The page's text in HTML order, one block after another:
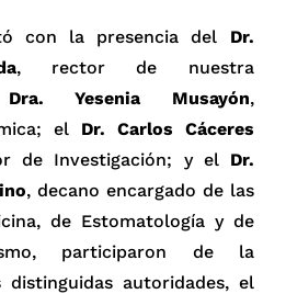
con la presencia del Dr.
, rector de nuestra
Dra. Yesenia Musayón,
el Dr. Carlos Cáceres
de Investigación; y el Dr.
, decano encargado de las
de Estomatología y de
participaron de la
distinguidas autoridades, el